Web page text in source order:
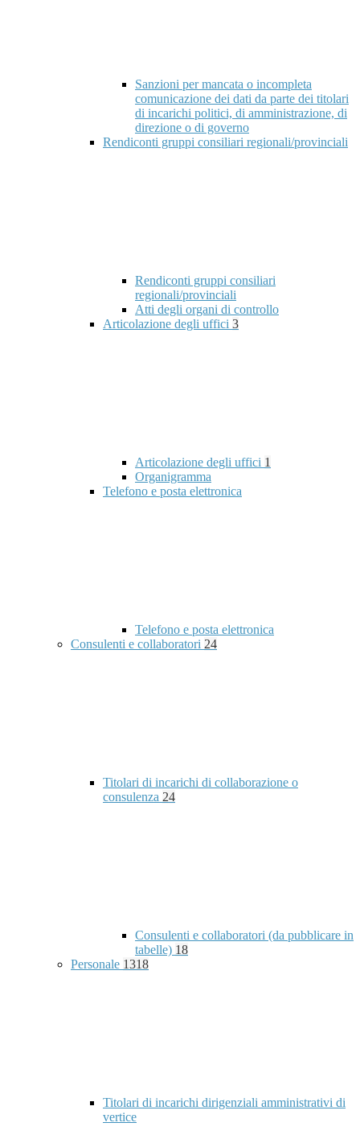
Sanzioni per mancata o incompleta
comunicazione dei dati da parte dei titolari
di incarichi politici, di amministrazione, di
direzione o di governo
Rendiconti gruppi consiliari regionali/provinciali
Rendiconti gruppi consiliari
regionali/provinciali
Atti degli organi di controllo
Articolazione degli uffici 3
Articolazione degli uffici 1
Organigramma
Telefono e posta elettronica
Telefono e posta elettronica
Consulenti e collaboratori 24
Titolari di incarichi di collaborazione o
consulenza 24
Consulenti e collaboratori (da pubblicare in
tabelle) 18
Personale 1318
Titolari di incarichi dirigenziali amministrativi di
vertice